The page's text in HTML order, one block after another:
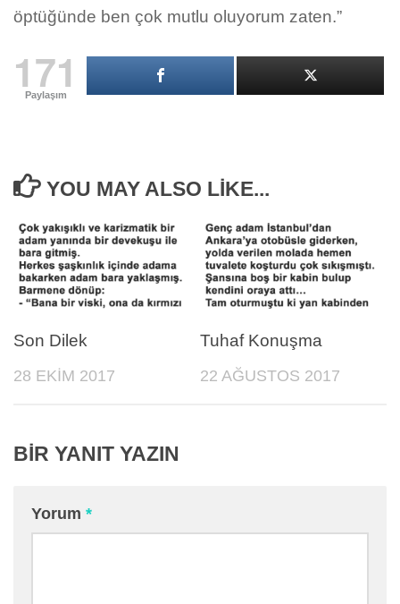
öptüğünde ben çok mutlu oluyorum zaten.”
171
Paylaşım
YOU MAY ALSO LIKE...
Son Dilek
28 EKIM 2017
Tuhaf Konuşma
22 AĞUSTOS 2017
BIR YANIT YAZIN
Yorum *